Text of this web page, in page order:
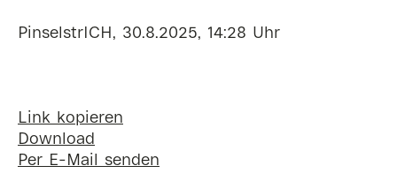
PinselstrICH, 30.8.2025, 14:28 Uhr
Link kopieren
Download
Per E-Mail senden